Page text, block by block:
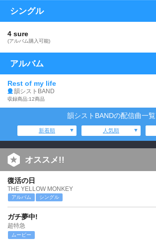
シングル
4 sure
(アルバム購入可能)
アルバム
Rest of my life
韻シストBAND
収録商品:12商品
韻シストBANDの配信曲一覧
新着順 人気順
オススメ!!
復活の日
THE YELLOW MONKEY
アルバム シングル
ガチ夢中!
超特急
ムービー